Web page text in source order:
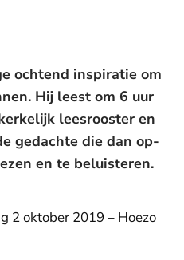
ochtend inspiratie om
Hij leest om 6 uur
leesrooster en
gedachte die dan op-
en te beluisteren.
2 oktober 2019 – Hoezo